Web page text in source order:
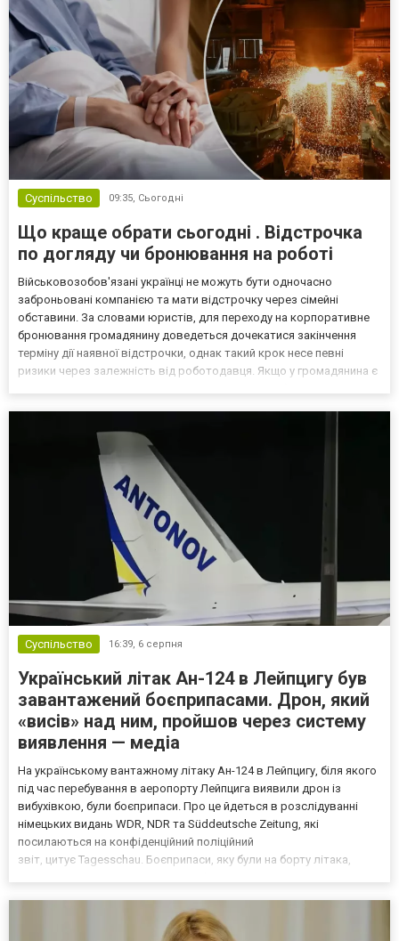
Суспільство 09:35, Сьогодні
Що краще обрати сьогодні . Відстрочка
по догляду чи бронювання на роботі
Військовозобов'язані українці не можуть бути одночасно
заброньовані компанією та мати відстрочку через сімейні
обставини. За словами юристів, для переходу на корпоративне
бронювання громадянину доведеться дочекатися закінчення
терміну дії наявної відстрочки, однак такий крок несе певні
ризики через залежність від роботодавця. Якщо у громадянина є
Суспільство 16:39, 6 серпня
Український літак Ан-124 в Лейпцигу був
завантажений боєприпасами. Дрон, який
«висів» над ним, пройшов через систему
виявлення — медіа
На українському вантажному літаку Ан-124 в Лейпцигу, біля якого
під час перебування в аеропорту Лейпцига виявили дрон із
вибухівкою, були боєприпаси. Про це йдеться в розслідуванні
німецьких видань WDR, NDR та Süddeutsche Zeitung, які
посилаються на конфіденційний поліційний
звіт, цитує Tagesschau. Боєприпаси, яку були на борту літака,